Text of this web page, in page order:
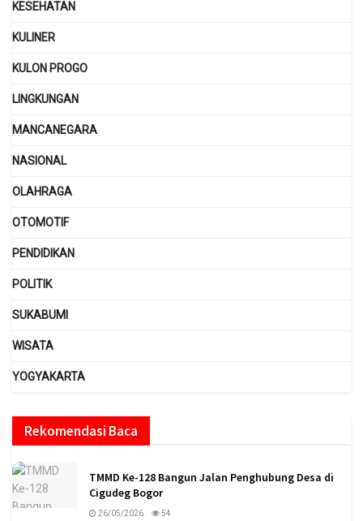
KESEHATAN
KULINER
KULON PROGO
LINGKUNGAN
MANCANEGARA
NASIONAL
OLAHRAGA
OTOMOTIF
PENDIDIKAN
POLITIK
SUKABUMI
WISATA
YOGYAKARTA
Rekomendasi Baca
TMMD Ke-128 Bangun Jalan Penghubung Desa di
Cigudeg Bogor
26/05/2026 54